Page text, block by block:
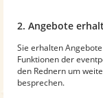
2. Angebote
Sie erhalten
Funktionen der
den Rednern um
besprechen.